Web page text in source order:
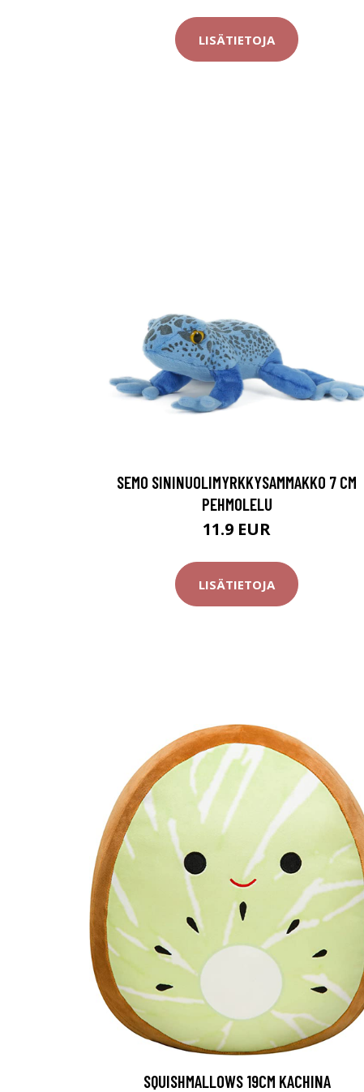
LISÄTIETOJA
SEMO SININUOLIMYRKKYSAMMAKKO 7 CM
PEHMOLELU
11.9 EUR
LISÄTIETOJA
SQUISHMALLOWS 19CM KACHINA